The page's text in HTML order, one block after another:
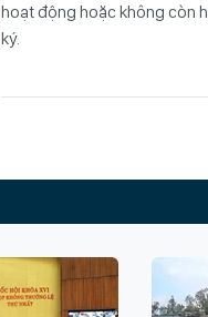
hoạt động hoặc không còn
ký.
Từ khoá
dịch vụ thương mại điện tử